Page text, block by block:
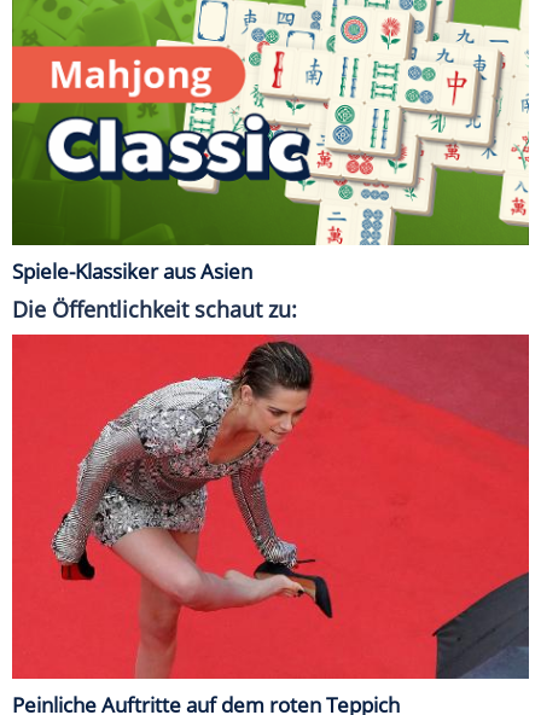
Spiele-Klassiker aus Asien
Die Öffentlichkeit schaut zu:
Peinliche Auftritte auf dem roten Teppich